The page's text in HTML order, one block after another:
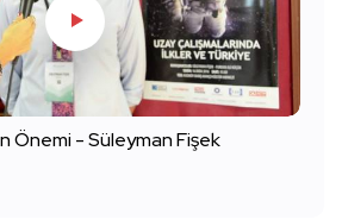
Önemi - Süleyman Fişek